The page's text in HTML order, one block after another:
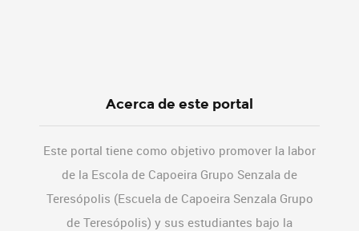
Acerca de este portal
Este portal tiene como objetivo promover la labor
de la Escola de Capoeira Grupo Senzala de
Teresópolis (Escuela de Capoeira Senzala Grupo
de Teresópolis) y sus estudiantes bajo la